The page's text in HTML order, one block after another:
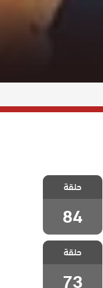
مسلسل الازقة
الخلفية مدبلج
الحلقة 84
حلقة
84
مسلسل الازقة
الخلفية مدبلج
الحلقة 73
حلقة
73